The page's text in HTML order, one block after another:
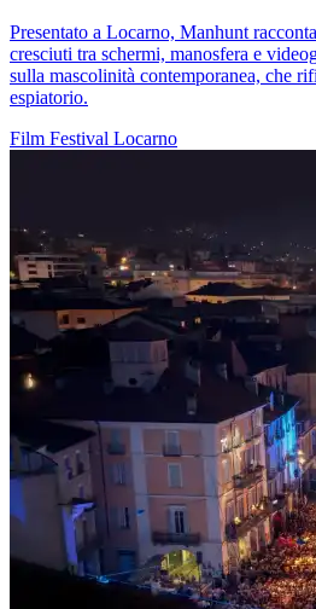
Presentato a Locarno, Manhunt
cresciuti tra schermi, manosfera e
sulla mascolinità contemporanea, che
espiatorio.
Film Festival Locarno